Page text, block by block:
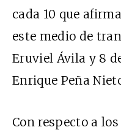
cada 10 que
este medio de
Eruviel Ávila y 8
Enrique Peña
Con respecto a